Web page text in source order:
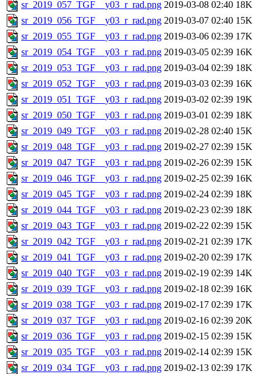
sr_2019_057_TGF__y03_r_rad.png 2019-03-08 02:40 18K
sr_2019_056_TGF__y03_r_rad.png 2019-03-07 02:40 15K
sr_2019_055_TGF__y03_r_rad.png 2019-03-06 02:39 17K
sr_2019_054_TGF__y03_r_rad.png 2019-03-05 02:39 16K
sr_2019_053_TGF__y03_r_rad.png 2019-03-04 02:39 18K
sr_2019_052_TGF__y03_r_rad.png 2019-03-03 02:39 16K
sr_2019_051_TGF__y03_r_rad.png 2019-03-02 02:39 19K
sr_2019_050_TGF__y03_r_rad.png 2019-03-01 02:39 18K
sr_2019_049_TGF__y03_r_rad.png 2019-02-28 02:40 15K
sr_2019_048_TGF__y03_r_rad.png 2019-02-27 02:39 15K
sr_2019_047_TGF__y03_r_rad.png 2019-02-26 02:39 15K
sr_2019_046_TGF__y03_r_rad.png 2019-02-25 02:39 16K
sr_2019_045_TGF__y03_r_rad.png 2019-02-24 02:39 18K
sr_2019_044_TGF__y03_r_rad.png 2019-02-23 02:39 18K
sr_2019_043_TGF__y03_r_rad.png 2019-02-22 02:39 15K
sr_2019_042_TGF__y03_r_rad.png 2019-02-21 02:39 17K
sr_2019_041_TGF__y03_r_rad.png 2019-02-20 02:39 17K
sr_2019_040_TGF__y03_r_rad.png 2019-02-19 02:39 14K
sr_2019_039_TGF__y03_r_rad.png 2019-02-18 02:39 16K
sr_2019_038_TGF__y03_r_rad.png 2019-02-17 02:39 17K
sr_2019_037_TGF__y03_r_rad.png 2019-02-16 02:39 20K
sr_2019_036_TGF__y03_r_rad.png 2019-02-15 02:39 15K
sr_2019_035_TGF__y03_r_rad.png 2019-02-14 02:39 15K
sr_2019_034_TGF__y03_r_rad.png 2019-02-13 02:39 17K